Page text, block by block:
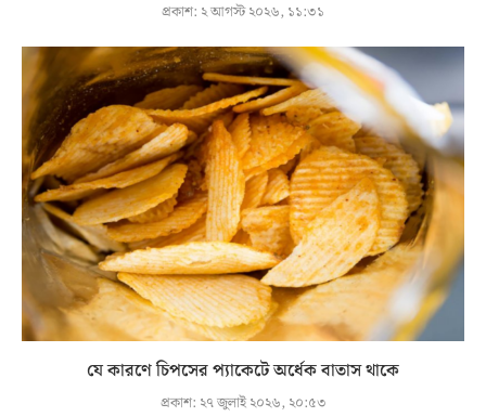
প্রকাশ: ২ আগস্ট ২০২৬, ১১:৩১
যে কারণে চিপসের প্যাকেটে অর্ধেক বাতাস থাকে
প্রকাশ: ২৭ জুলাই ২০২৬, ২০:৫৩